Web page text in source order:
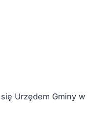
Urzędem Gminy w